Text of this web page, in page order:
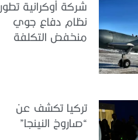
شركة أوكرانية تطور
نظام دفاع جوي
منخفض التكلفة
تركيا تكشف عن
“صاروخ النينجا”